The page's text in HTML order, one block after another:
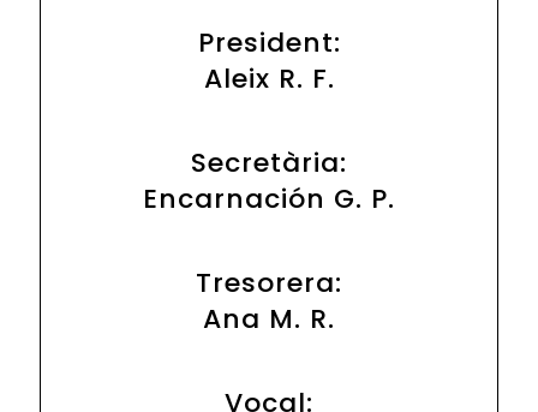
President:
Aleix R. F.
Secretària:
Encarnación G. P.
Tresorera:
Ana M. R.
Vocal: